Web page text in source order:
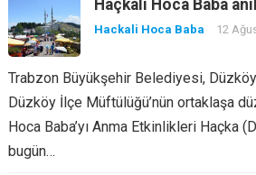
Haçkalı Hoca Baba
Hackali Hoca Baba 12
Trabzon Büyükşehir Belediyesi,
Düzköy İlçe Müftülüğü’nün ortaklaşa
Hoca Baba’yı Anma Etkinlikleri Haçka
bugün…